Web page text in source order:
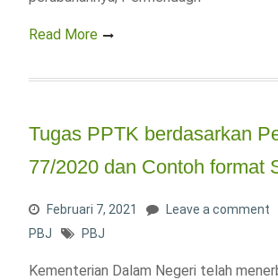
Read More
Tugas PPTK berdasarkan
77/2020 dan Contoh format
Februari 7, 2021 Leave a comment
PBJ
PBJ
Kementerian Dalam Negeri telah